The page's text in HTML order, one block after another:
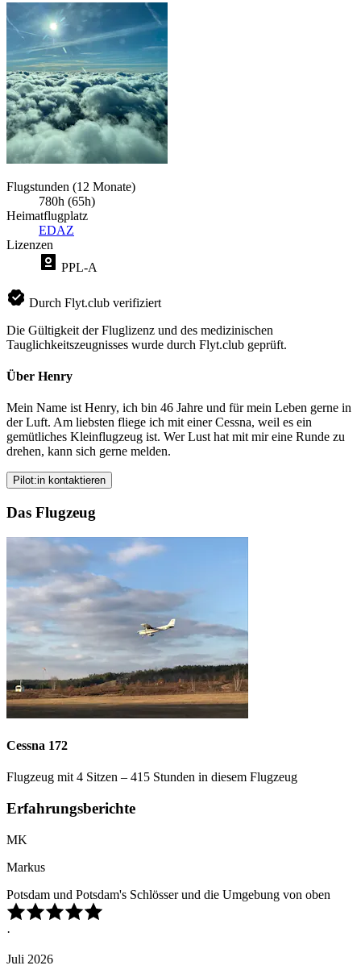
Flugstunden (12 Monate)
780h (65h)
Heimatflugplatz
EDAZ
Lizenzen
PPL-A
Durch Flyt.club verifiziert
Die Gültigkeit der Fluglizenz und des medizinischen
Tauglichkeitszeugnisses wurde durch Flyt.club geprüft.
Über Henry
Mein Name ist Henry, ich bin 46 Jahre und für mein Leben gerne in
der Luft. Am liebsten fliege ich mit einer Cessna, weil es ein
gemütliches Kleinflugzeug ist. Wer Lust hat mit mir eine Runde zu
drehen, kann sich gerne melden.
Pilot:in kontaktieren
Das Flugzeug
Cessna 172
Flugzeug mit 4 Sitzen – 415 Stunden in diesem Flugzeug
Erfahrungsberichte
MK
Markus
Potsdam und Potsdam's Schlösser und die Umgebung von oben
·
Juli 2026